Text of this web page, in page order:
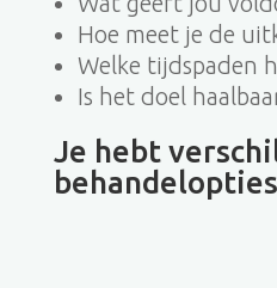
Hoe meet je de
Welke tijdspaden
Is het doel
Je hebt